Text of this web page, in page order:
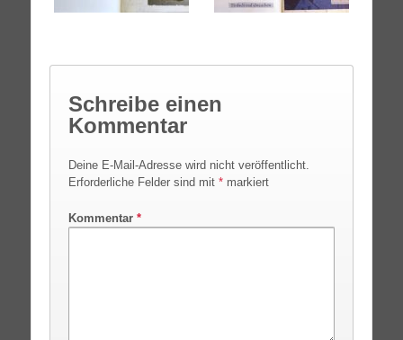
Schreibe einen
Kommentar
Deine E-Mail-Adresse wird nicht veröffentlicht.
Erforderliche Felder sind mit *markiert
Kommentar *